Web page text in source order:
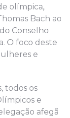
olímpica,
Bach ao
Conselho
O foco deste
e
todos os
e
afegã